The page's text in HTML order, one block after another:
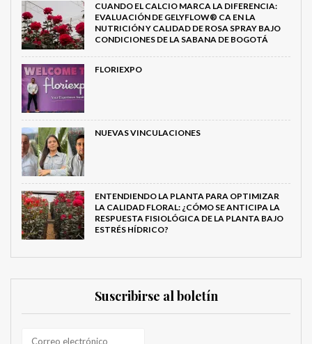
CUANDO EL CALCIO MARCA LA DIFERENCIA:
EVALUACIÓN DE GELYFLOW® CA EN LA
NUTRICIÓN Y CALIDAD DE ROSA SPRAY BAJO
CONDICIONES DE LA SABANA DE BOGOTÁ
FLORIEXPO
NUEVAS VINCULACIONES
ENTENDIENDO LA PLANTA PARA OPTIMIZAR
LA CALIDAD FLORAL: ¿CÓMO SE ANTICIPA LA
RESPUESTA FISIOLÓGICA DE LA PLANTA BAJO
ESTRÉS HÍDRICO?
Suscribirse al boletín